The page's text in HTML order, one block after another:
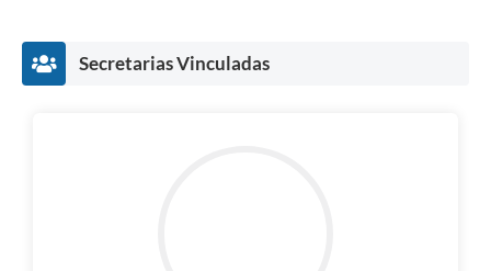
Secretarias Vinculadas